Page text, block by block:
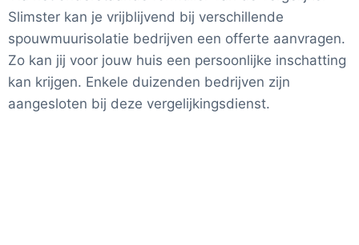
Slimster kan je vrijblijvend bij verschillende
spouwmuurisolatie bedrijven een offerte aanvragen.
Zo kan jij voor jouw huis een persoonlijke inschatting
kan krijgen. Enkele duizenden bedrijven zijn
aangesloten bij deze vergelijkingsdienst.